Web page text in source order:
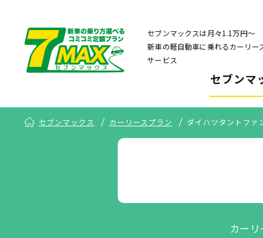
セブンマックスは月々1.1万円〜
新車の軽自動車に乗れるカーリー
サービス
セブンマ
セブンマックス カーリースプラン ダイハツタントファ
カーリ